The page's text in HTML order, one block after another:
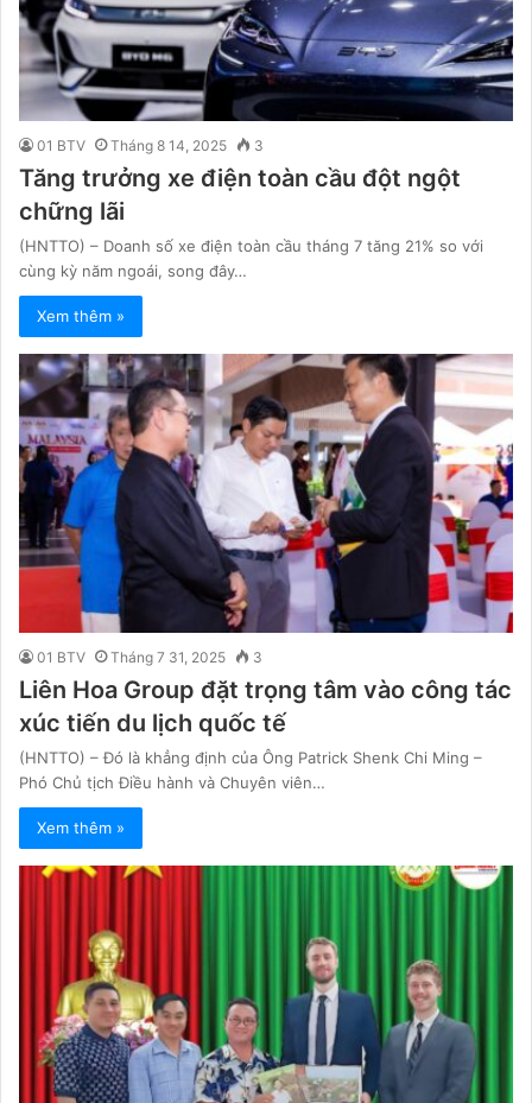
01 BTV Tháng 8 14, 2025 3
Tăng trưởng xe điện toàn cầu đột ngột
chững lãi
(HNTTO) – Doanh số xe điện toàn cầu tháng 7 tăng 21% so với
cùng kỳ năm ngoái, song đây…
Xem thêm »
01 BTV Tháng 7 31, 2025 3
Liên Hoa Group đặt trọng tâm vào công tác
xúc tiến du lịch quốc tế
(HNTTO) – Đó là khẳng định của Ông Patrick Shenk Chi Ming –
Phó Chủ tịch Điều hành và Chuyên viên…
Xem thêm »